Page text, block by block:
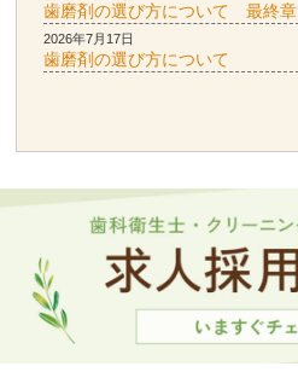
歯磨剤の選び方について 最終章
2026年7月17日
歯磨剤の選び方について